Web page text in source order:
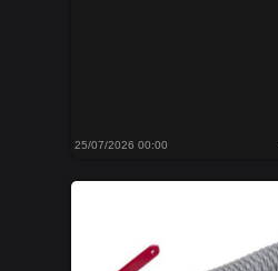
25/07/2026 00:00